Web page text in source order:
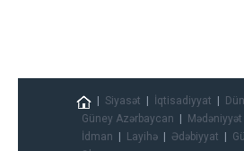
Siyasət İqtisadiyyat
Güney Azərbaycan
Mədəniyyət
İdman
Layihə Ədəbiyyat